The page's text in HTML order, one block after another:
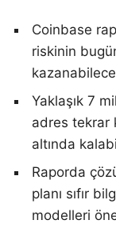
Coinbase
riskinin
Yaklaşık 7
adres tekrar
altında
Raporda
planı sıfır
modelleri öne